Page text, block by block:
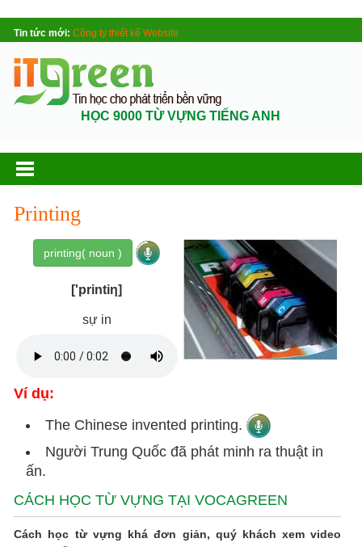
Tin tức mới: Công ty thiết kế Website
HỌC 9000 TỪ VỰNG TIẾNG ANH
Printing
printing( noun )
['printiη]
sự in
Ví dụ:
The Chinese invented printing.
Người Trung Quốc đã phát minh ra thuật in
ấn.
CÁCH HỌC TỪ VỰNG TẠI VOCAGREEN
Cách học từ vựng khá đơn giản, quý khách xem video